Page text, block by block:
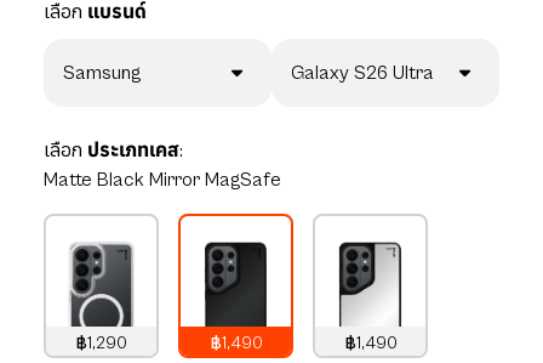
เลือก แบรนด์
Samsung Galaxy S26 Ultra
เลือก ประเภทเคส:
Matte Black Mirror MagSafe
฿1,290
฿1,490
฿1,490